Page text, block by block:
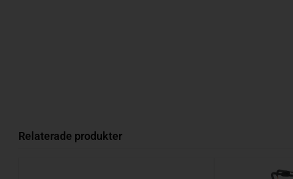
Relaterade produkter